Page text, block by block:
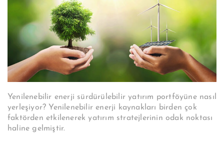
Yenilenebilir enerji sürdürülebilir yatırım portföyüne nasıl
yerleşiyor? Yenilenebilir enerji kaynakları birden çok
faktörden etkilenerek yatırım stratejlerinin odak noktası
haline gelmiştir.